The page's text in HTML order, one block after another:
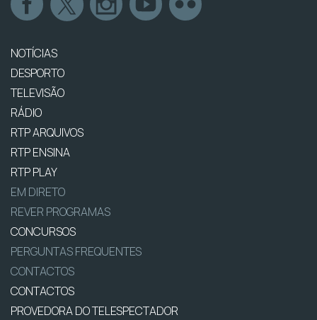
NOTÍCIAS
DESPORTO
TELEVISÃO
RÁDIO
RTP ARQUIVOS
RTP ENSINA
RTP PLAY
EM DIRETO
REVER PROGRAMAS
CONCURSOS
PERGUNTAS FREQUENTES
CONTACTOS
CONTACTOS
PROVEDORA DO TELESPECTADOR